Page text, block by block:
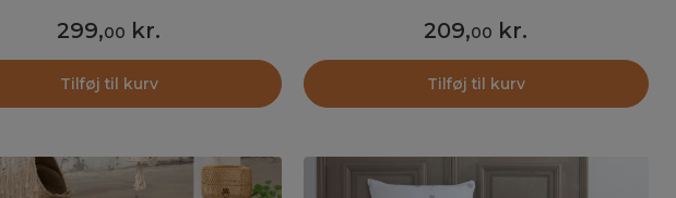
299,00 kr.
Tilføj til kurv
209,00 kr.
Tilføj til kurv